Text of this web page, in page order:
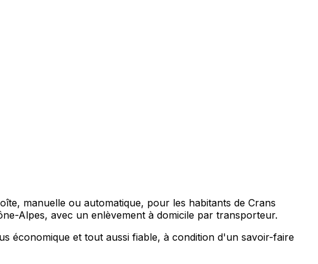
manuelle ou automatique, pour les habitants de Crans
Alpes, avec un enlèvement à domicile par transporteur.
économique et tout aussi fiable, à condition d'un savoir-faire